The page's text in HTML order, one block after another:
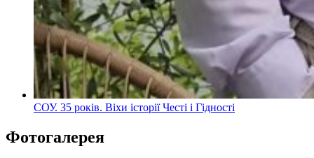
СОУ. 35 років. Віхи історії Честі і Гідності
Фотогалерея